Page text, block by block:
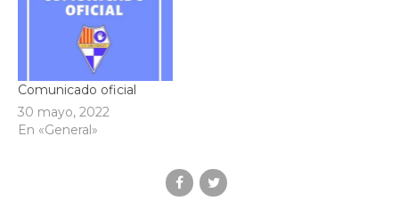
Comunicado oficial
30 mayo, 2022
En «General»